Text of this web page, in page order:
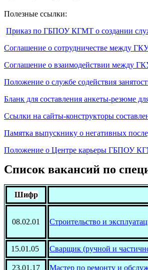
Полезные ссылки:
Приказ по ГБПОУ КГМТ о создании
Соглашение о сотрудничестве между
Соглашение о взаимодействии между
Положение о службе содействия
Бланк для составления анкеты-резюме
Ссылки на сайты-конструкторы
Памятка выпускнику о негативных
Положение о Центре карьеры ГБПОУ
Список вакансий по
Шифр
08.02.01 Строительство и
15.01.05 Сварщик (ручной и
23.01.17 Мастер по ремонту и